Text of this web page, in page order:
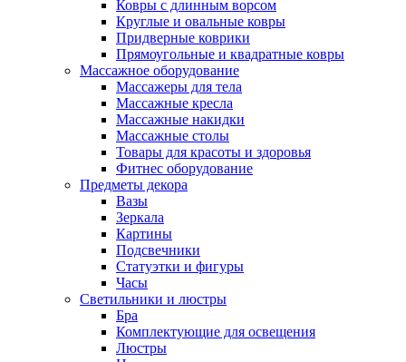
Ковры с длинным ворсом
Круглые и овальные ковры
Придверные коврики
Прямоугольные и квадратные ковры
Массажное оборудование
Массажеры для тела
Массажные кресла
Массажные накидки
Массажные столы
Товары для красоты и здоровья
Фитнес оборудование
Предметы декора
Вазы
Зеркала
Картины
Подсвечники
Статуэтки и фигуры
Часы
Светильники и люстры
Бра
Комплектующие для освещения
Люстры